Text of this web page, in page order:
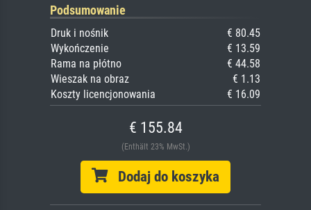
Podsumowanie
Druk i nośnik
€ 80.45
Wykończenie
€ 13.59
Rama na płótno
€ 44.58
Wieszak na obraz
€ 1.13
Koszty licencjonowania
€ 16.09
€ 155.84
(Enthält 23% MwSt.)
Dodaj do koszyka